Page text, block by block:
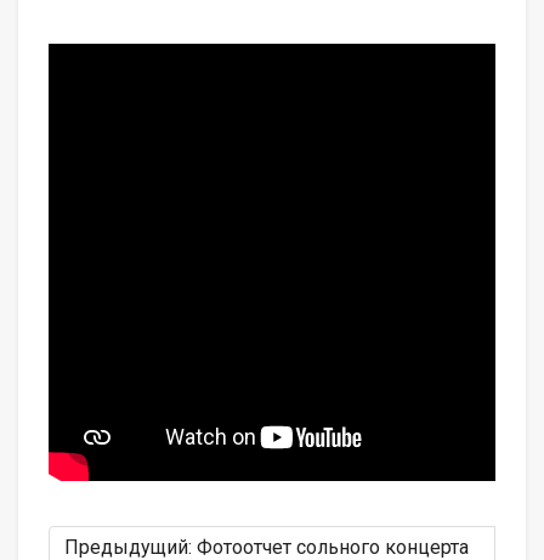
Предыдущий: Фотоотчет сольного концерта